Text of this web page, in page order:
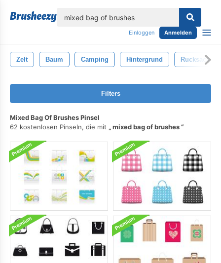
Einloggen Anmelden
Zelt Baum Camping Hintergrund Rucksack
Filters
Mixed Bag Of Brushes Pinsel
62 kostenlosen Pinseln, die mit
mixed bag of brushes